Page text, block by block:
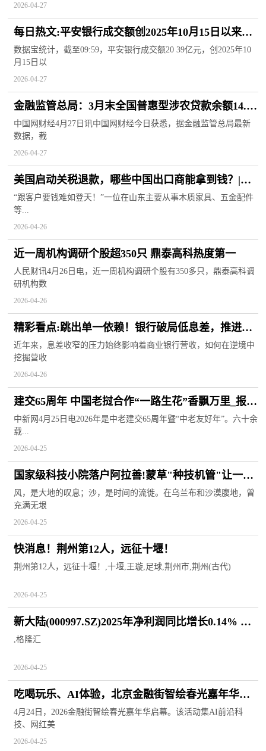
2026-04-27
每日热文:平安银行成交额创2025年10月15日以来新
高
数据宝统计，截至09:59，平安银行成交额20 39亿元，创2025年10
月15日以
2026-04-27
金融监管总局：3月末全国普惠型涉农贷款余额14.96
万亿元 同比增长9.47% 新消息
中国网财经4月27日讯中国网财经今日获悉，据金融监管总局最新
数据，截
2026-04-27
美国启动关税退款，哪些中国出口商能拿到钱？|报
道
“跟客户要钱难如登天！”一位在山东主要从事木质家具、五金配件
等...
2026-04-26
近一周机构调研个股超350只 鼎泰高科热度第一
人民财讯4月26日电，近一周机构调研个股有350多只，鼎泰高科调
研机构数
2026-04-26
精彩看点:跳出单一依赖！银行破局低息差，推进综
合化服务
近年来，息差收窄的压力始终影响着商业银行营收，如何在逆境中
挖掘营收
2026-04-26
建交65周年 中国老挝合作“一路生花”香飘万里_报资
讯
中新网4月25日电2026年是中老建交65周年暨“中老友好年”。六十余
载...
2026-04-25
国家级科技小院落户阿拉善!蒙草"种技机管"让一颗
梭梭变万亩绿洲
风，是大地的叹息；沙，是时间的流徙。在乌兰布和沙漠腹地，曾
充满无垠
2026-04-25
快消息！荆州第12人，远征十堰！
荆州第12人，远征十堰！,十堰,王璇,足球,荆州市,荆州(古代)
2026-04-25
新大陆(000997.SZ)2025年净利润同比增长0.14% 拟
10派2.5元
,格隆汇
2026-04-25
吃喝玩乐、AI体验，北京金融街智绘春光嘉年华开
幕-今日看点
4月24日，2026金融街智绘春光嘉年华启幕。该活动集AI前沿科
技、网红美
2026-04-25